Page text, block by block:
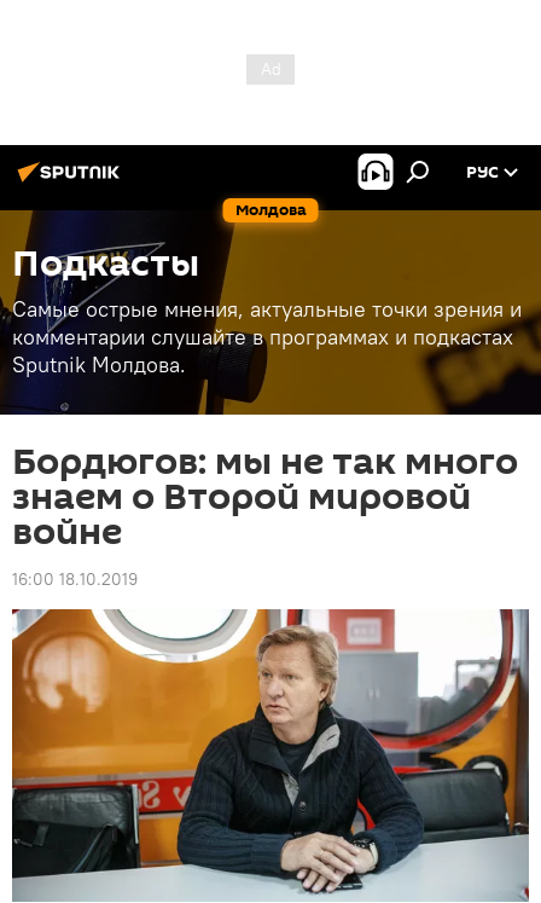
Молдова
РУС
Подкасты
Самые острые мнения, актуальные точки зрения и
комментарии слушайте в программах и подкастах
Sputnik Молдова.
Бордюгов: мы не так много
знаем о Второй мировой
войне
16:00 18.10.2019